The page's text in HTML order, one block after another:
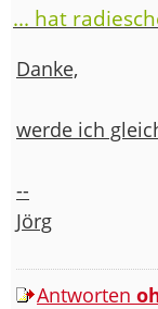
... hat
Danke,
werde ich
--
Jörg
Antworten